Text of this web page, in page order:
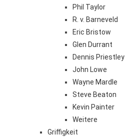
Phil Taylor
R. v. Barneveld
Eric Bristow
Glen Durrant
Dennis Priestley
John Lowe
Wayne Mardle
Steve Beaton
Kevin Painter
Weitere
Griffigkeit